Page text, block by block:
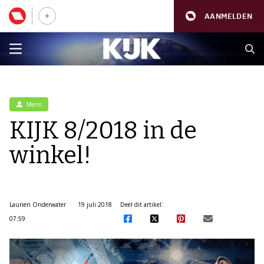
AANMELDEN
Mens
KIJK 8/2018 in de
winkel!
Laurien Onderwater
19 juli 2018
07:59
Deel dit artikel: